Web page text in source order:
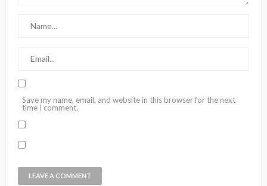
Save my name, email, and website in this browser for the next
time I comment.